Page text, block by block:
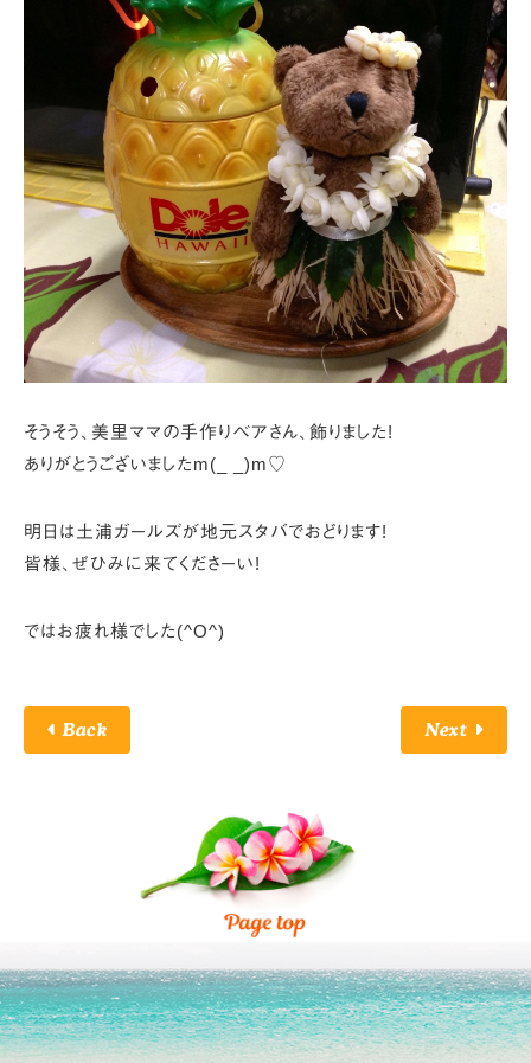
そうそう、美里ママの手作りベアさん、飾りました!
ありがとうございましたm(_ _)m♡
明日は土浦ガールズが地元スタバでおどります!
皆様、ぜひみに来てくださーい!
ではお疲れ様でした(^O^)
Back Next